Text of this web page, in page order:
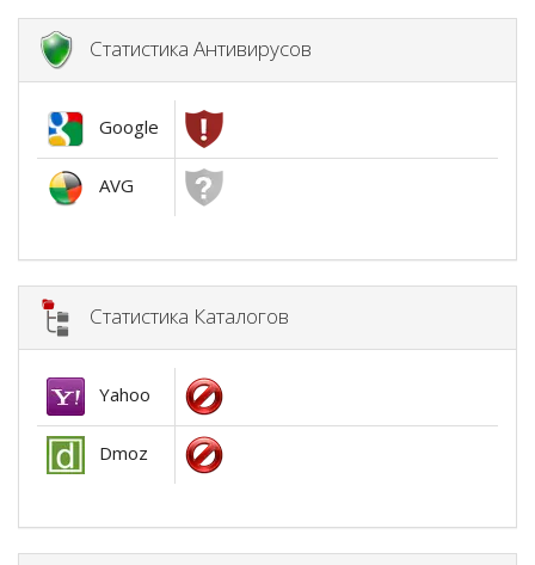
Статистика Антивирусов
Google
AVG
Статистика Каталогов
Yahoo
Dmoz